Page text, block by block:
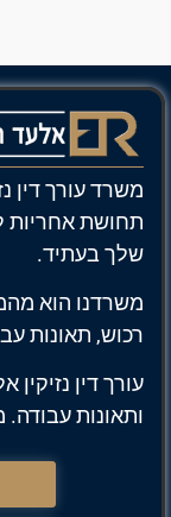
משרד עורך דין
תחושת אחריות
שלך בעתיד.
משרדנו הוא
רכוש, תאונות
עורך דין
ותאונות